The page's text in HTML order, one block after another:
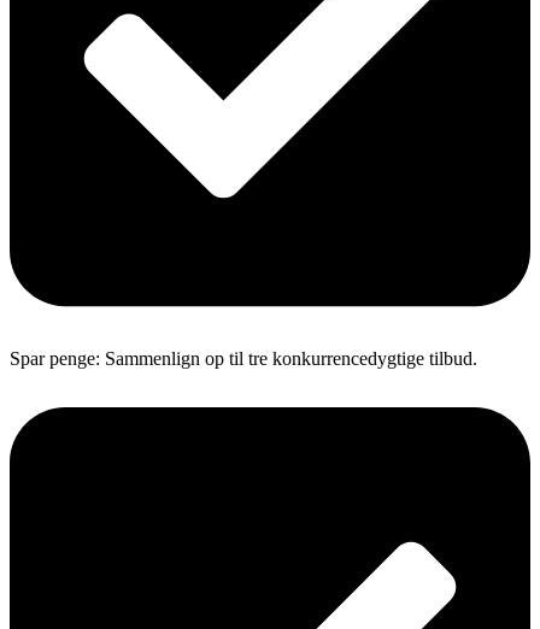
Spar penge: Sammenlign op til tre konkurrencedygtige tilbud.